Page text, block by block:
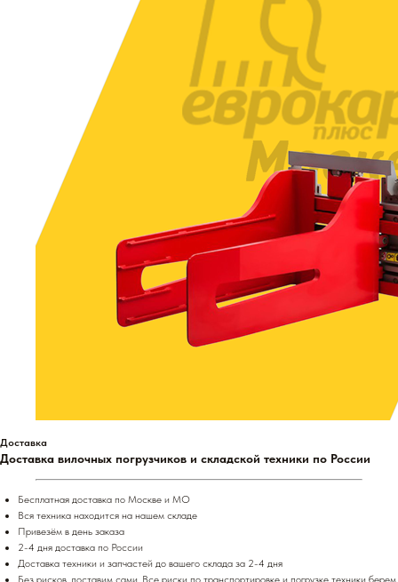
Доставка
Доставка вилочных погрузчиков и складской техники по России
Бесплатная доставка по Москве и МО
Вся техника находится на нашем складе
Привезём в день заказа
2-4 дня доставка по России
Доставка техники и запчастей до вашего склада за 2-4 дня
Без рисков, доставим сами. Все риски по транспортировке и погрузке техники берем